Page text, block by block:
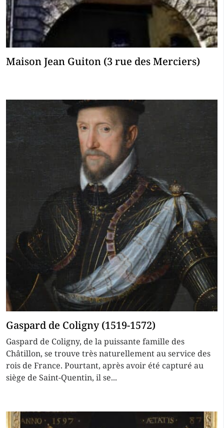
Maison Jean Guiton (3 rue des Merciers)
Gaspard de Coligny (1519-1572)
Gaspard de Coligny, de la puissante famille des
Châtillon, se trouve très naturellement au service des
rois de France. Pourtant, après avoir été capturé au
siège de Saint-Quentin, il se...